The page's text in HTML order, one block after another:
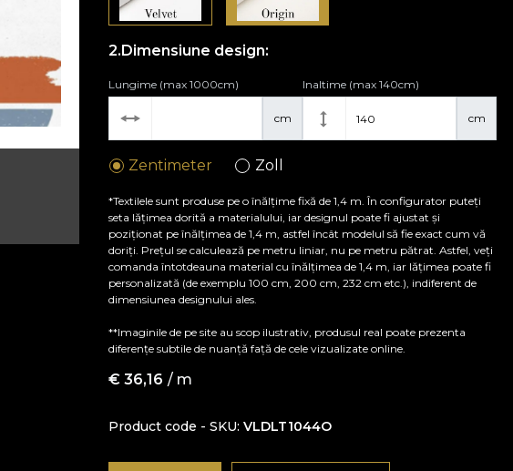
Dimensiune design:
cm
Lungime (max 1000cm)
cm
Inaltime (max 140cm)
Zentimeter Zoll
*Textilele sunt produse pe o înălțime fixă de 1,4 m. În configurator puteți
seta lățimea dorită a materialului, iar designul poate fi ajustat și
poziționat pe înălțimea de 1,4 m, astfel încât modelul să fie exact cum vă
doriți. Prețul se calculează pe metru liniar, nu pe metru pătrat. Astfel, veți
comanda întotdeauna material cu înălțimea de 1,4 m, iar lățimea poate fi
personalizată (de exemplu 100 cm, 200 cm, 232 cm etc.), indiferent de
dimensiunea designului ales.
**Imaginile de pe site au scop ilustrativ, produsul real poate prezenta
diferențe subtile de nuanță față de cele vizualizate online.
€36,16 / m
Product code - SKU VLDLT1044O